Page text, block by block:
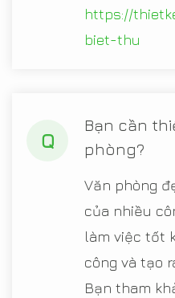
https://
biet-thu
Q
Bạn cần
phòng?
Văn phòng
của nhiều
làm việc tốt
công và tạo
Bạn tham